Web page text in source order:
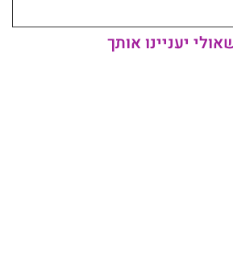
יעניינו אותך